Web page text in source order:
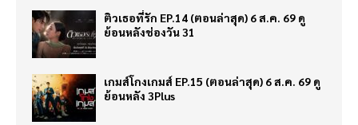
ติวเธอที่รัก EP.14 (ตอนล่าสุด) 6 ส.ค. 69 ดู
ย้อนหลังช่องวัน 31
เกมส์โกงเกมส์ EP.15 (ตอนล่าสุด) 6 ส.ค. 69 ดู
ย้อนหลัง 3Plus